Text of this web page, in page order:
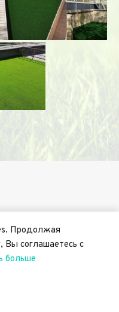
Продолжая
Вы соглашаетесь с
больше